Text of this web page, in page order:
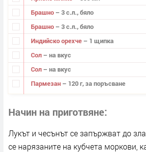
Брашно – 3 с.л., бяло
Брашно – 3 с.л., бяло
Индийско орехче – 1 щипка
Сол – на вкус
Сол – на вкус
Пармезан – 120 г, за поръсване
Начин на приготвяне
Лукът и чесънът се запържват до
се нарязаните на кубчета моркови,